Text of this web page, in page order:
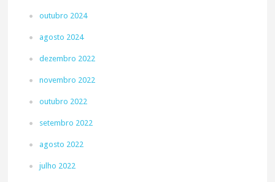
outubro 2024
agosto 2024
dezembro 2022
novembro 2022
outubro 2022
setembro 2022
agosto 2022
julho 2022